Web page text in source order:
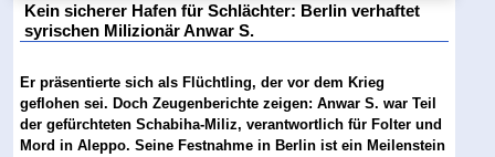
Kein sicherer Hafen für Schlächter: Berlin verhaftet
syrischen Milizionär Anwar S.
Er präsentierte sich als Flüchtling, der vor dem Krieg
geflohen sei. Doch Zeugenberichte zeigen: Anwar S. war Teil
der gefürchteten Schabiha-Miliz, verantwortlich für Folter und
Mord in Aleppo. Seine Festnahme in Berlin ist ein Meilenstein